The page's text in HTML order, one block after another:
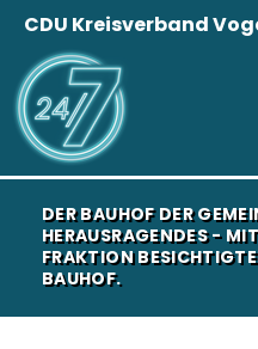
CDU Kreisverband
DER BAUHOF DER
HERAUSRAGENDES -
FRAKTION
BAUHOF.